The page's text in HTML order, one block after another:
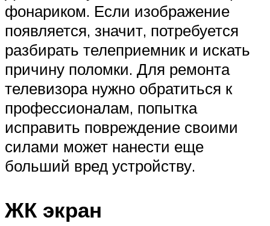
фонариком. Если изображение
появляется, значит, потребуется
разбирать телеприемник и искать
причину поломки. Для ремонта
телевизора нужно обратиться к
профессионалам, попытка
исправить повреждение своими
силами может нанести еще
больший вред устройству.
ЖК экран